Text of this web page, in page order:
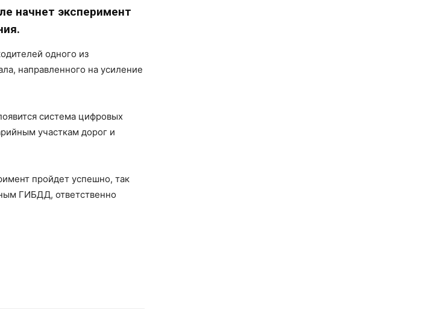
начнет эксперимент
одного из
направленного на усиление
система цифровых
участкам дорог и
пройдет успешно, так
ГИБДД, ответственно